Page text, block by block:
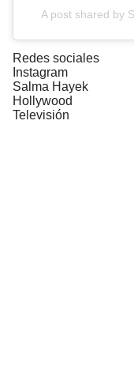
A post shared by
Redes sociales
Instagram
Salma Hayek
Hollywood
Televisión